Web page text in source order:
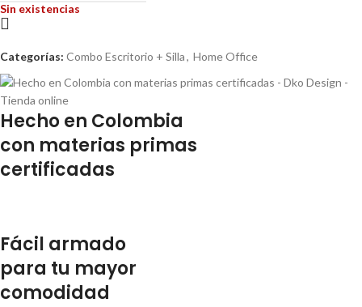
Sin existencias
Categorías: Combo Escritorio + Silla, Home Office
Hecho en Colombia
con materias primas
certificadas
Fácil armado
para tu mayor
comodidad